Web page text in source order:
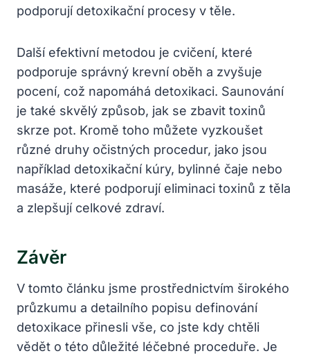
podporují detoxikační procesy v​ těle.
Další efektivní metodou je ‌cvičení,⁣ které⁢
podporuje správný krevní oběh ‌a zvyšuje
pocení, což⁢ napomáhá detoxikaci. Saunování
je ⁣také skvělý způsob, jak ​se​ zbavit toxinů
skrze ⁤pot. Kromě toho můžete vyzkoušet
různé druhy ⁤očistných procedur, ​jako​ jsou
například⁤ detoxikační kúry, bylinné čaje nebo
masáže, které podporují eliminaci⁣ toxinů z těla
a zlepšují celkové zdraví.
Závěr
V tomto článku jsme prostřednictvím širokého‌
průzkumu‍ a detailního popisu definování
‌detoxikace přinesli vše, ⁣co jste kdy ‌chtěli
vědět o ‍této⁣ důležité léčebné proceduře. ​Je